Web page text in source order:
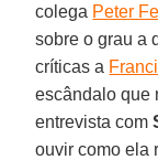
colega Peter
sobre o grau a
críticas a
escândalo que
entrevista com
ouvir como ela